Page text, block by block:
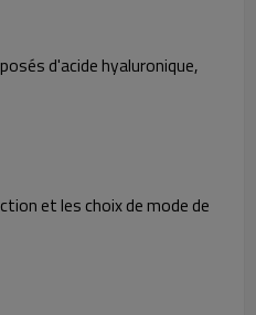
d'acide hyaluronique,
et les choix de mode de